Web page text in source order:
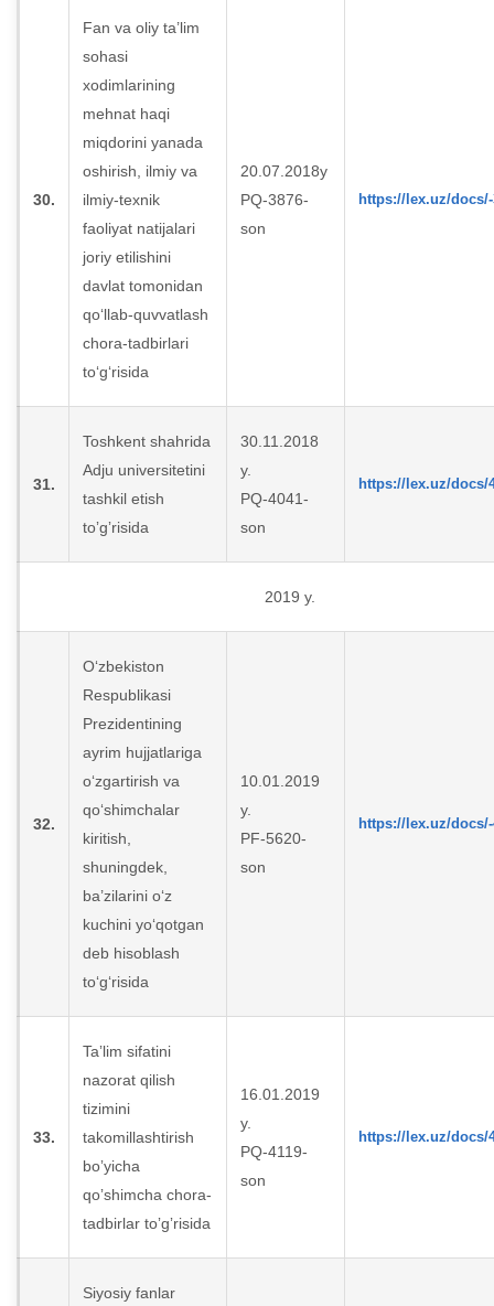
30.
Fan va oliy ta’lim
sohasi
xodimlarining
mehnat haqi
miqdorini yanada
oshirish, ilmiy va
ilmiy-texnik
faoliyat natijalari
joriy etilishini
davlat tomonidan
qo‘llab-quvvatlash
chora-tadbirlari
to‘g‘risida
20.07.2018y
PQ-3876-
son
https://lex.uz/docs/-
31.
Toshkent shahrida
Аdju universitetini
tashkil etish
toʼgʼrisida
30.11.2018
y.
PQ-4041-
son
https://lex.uz/docs/
2019 y.
32.
O‘zbekiston
Respublikasi
Prezidentining
ayrim hujjatlariga
o‘zgartirish va
qo‘shimchalar
kiritish,
shuningdek,
ba’zilarini o‘z
kuchini yo‘qotgan
deb hisoblash
to‘g‘risida
10.01.2019
y.
PF-5620-
son
https://lex.uz/docs/-
33.
Taʼlim sifatini
nazorat qilish
tizimini
takomillashtirish
boʼyicha
qoʼshimcha chora-
tadbirlar toʼgʼrisida
16.01.2019
y.
PQ-4119-
son
https://lex.uz/docs/
Siyosiy fanlar